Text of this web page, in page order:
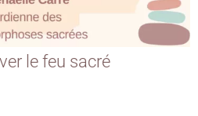
le feu sacré